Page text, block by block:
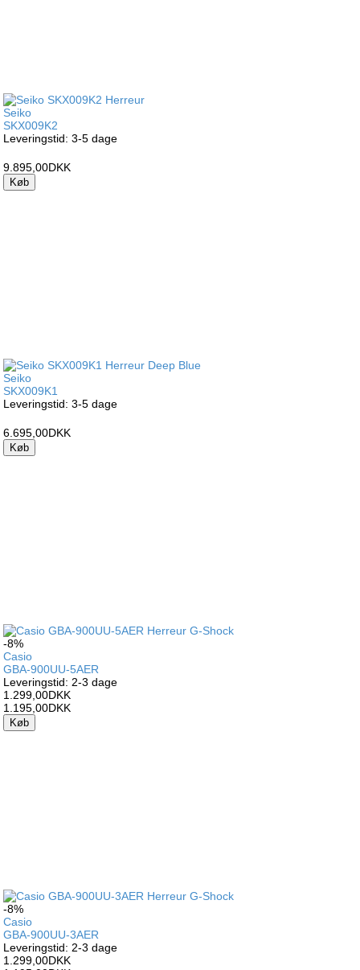
Seiko
SKX009K2
Leveringstid: 3-5 dage
9.895,00DKK
Køb
Seiko
SKX009K1
Leveringstid: 3-5 dage
6.695,00DKK
Køb
-8%
Casio
GBA-900UU-5AER
Leveringstid: 2-3 dage
1.299,00DKK
1.195,00DKK
Køb
-8%
Casio
GBA-900UU-3AER
Leveringstid: 2-3 dage
1.299,00DKK